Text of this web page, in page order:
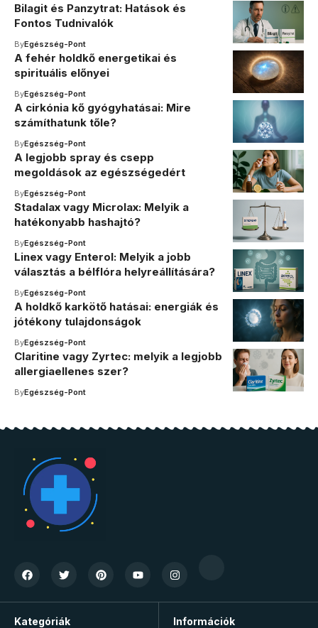
Bilagit és Panzytrat: Hatások és
Fontos Tudnivalók
ByEgészség-Pont
A fehér holdkő energetikai és
spirituális előnyei
ByEgészség-Pont
A cirkónia kő gyógyhatásai: Mire
számíthatunk tőle?
ByEgészség-Pont
A legjobb spray és csepp
megoldások az egészségedért
ByEgészség-Pont
Stadalax vagy Microlax: Melyik a
hatékonyabb hashajtó?
ByEgészség-Pont
Linex vagy Enterol: Melyik a jobb
választás a bélflóra helyreállítására?
ByEgészség-Pont
A holdkő karkötő hatásai: energiák és
jótékony tulajdonságok
ByEgészség-Pont
Claritine vagy Zyrtec: melyik a legjobb
allergiaellenes szer?
ByEgészség-Pont
Kategóriák Információk